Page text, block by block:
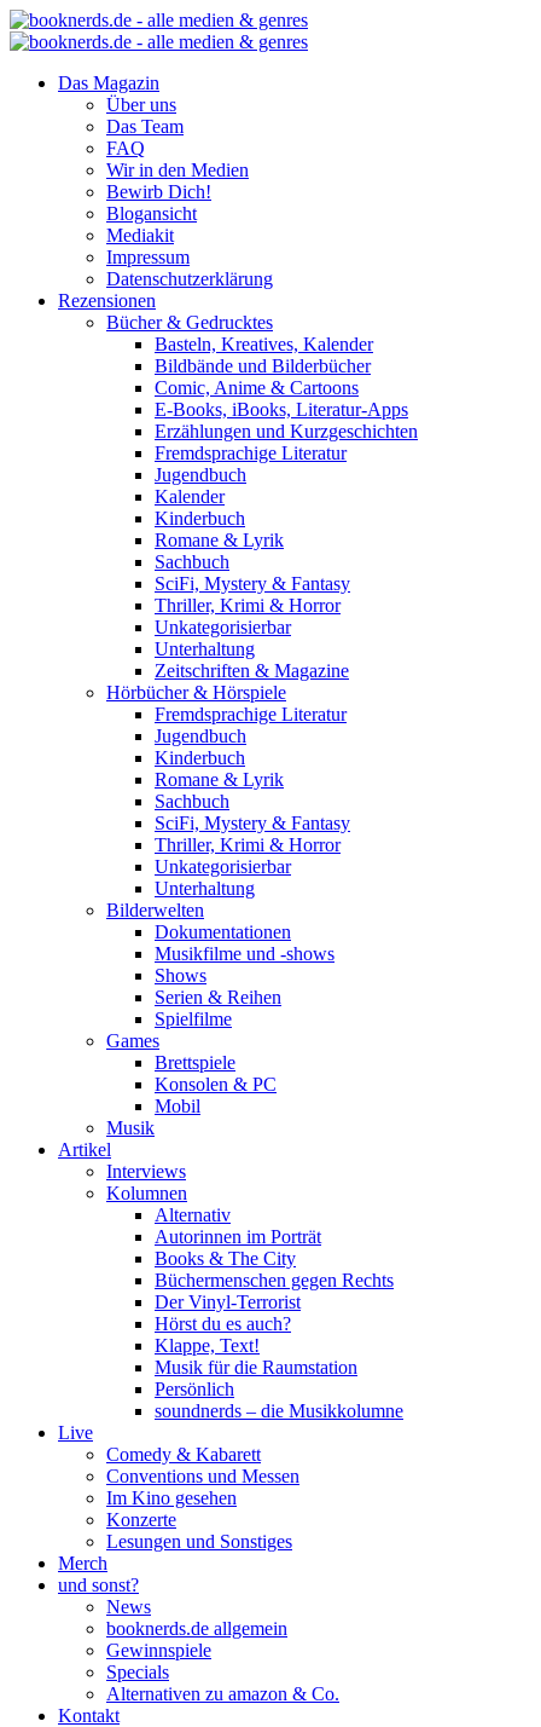
Das Magazin
Über uns
Das Team
FAQ
Wir in den Medien
Bewirb Dich!
Blogansicht
Mediakit
Impressum
Datenschutzerklärung
Rezensionen
Bücher & Gedrucktes
Basteln, Kreatives, Kalender
Bildbände und Bilderbücher
Comic, Anime & Cartoons
E-Books, iBooks, Literatur-Apps
Erzählungen und Kurzgeschichten
Fremdsprachige Literatur
Jugendbuch
Kalender
Kinderbuch
Romane & Lyrik
Sachbuch
SciFi, Mystery & Fantasy
Thriller, Krimi & Horror
Unkategorisierbar
Unterhaltung
Zeitschriften & Magazine
Hörbücher & Hörspiele
Fremdsprachige Literatur
Jugendbuch
Kinderbuch
Romane & Lyrik
Sachbuch
SciFi, Mystery & Fantasy
Thriller, Krimi & Horror
Unkategorisierbar
Unterhaltung
Bilderwelten
Dokumentationen
Musikfilme und -shows
Shows
Serien & Reihen
Spielfilme
Games
Brettspiele
Konsolen & PC
Mobil
Musik
Artikel
Interviews
Kolumnen
Alternativ
Autorinnen im Porträt
Books & The City
Büchermenschen gegen Rechts
Der Vinyl-Terrorist
Hörst du es auch?
Klappe, Text!
Musik für die Raumstation
Persönlich
soundnerds – die Musikkolumne
Live
Comedy & Kabarett
Conventions und Messen
Im Kino gesehen
Konzerte
Lesungen und Sonstiges
Merch
und sonst?
News
booknerds.de allgemein
Gewinnspiele
Specials
Alternativen zu amazon & Co.
Kontakt